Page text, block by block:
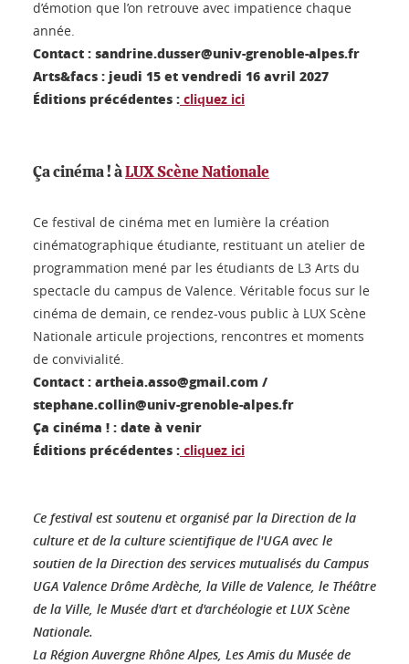
d’émotion que l’on retrouve avec impatience chaque
année.
Contact : sandrine.dusser@univ-grenoble-alpes.fr
Arts&facs : jeudi 15 et vendredi 16 avril 2027
Éditions précédentes : cliquez ici
Ça cinéma ! àLUX Scène Nationale
Ce festival de cinéma met en lumière la création
cinématographique étudiante, restituant un atelier de
programmation mené par les étudiants de L3 Arts du
spectacle du campus de Valence. Véritable focus sur le
cinéma de demain, ce rendez-vous public à LUX Scène
Nationale articule projections, rencontres et moments
de convivialité.
Contact : artheia.asso@gmail.com /
stephane.collin@univ-grenoble-alpes.fr
Ça cinéma ! : date à venir
Éditions précédentes : cliquez ici
Ce festival est soutenu et organisé par la Direction de la
culture et de la culture scientifique de l'UGA avec le
soutien de la Direction des services mutualisés du Campus
UGA Valence Drôme Ardèche, la Ville de Valence, le Théâtre
de la Ville, le Musée d'art et d'archéologie et LUX Scène
Nationale.
La Région Auvergne Rhône Alpes, Les Amis du Musée de